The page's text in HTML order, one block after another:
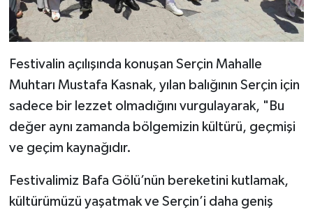
Festivalin açılışında konuşan Serçin Mahalle
Muhtarı Mustafa Kasnak, yılan balığının Serçin için
sadece bir lezzet olmadığını vurgulayarak, "Bu
değer aynı zamanda bölgemizin kültürü, geçmişi
ve geçim kaynağıdır.
Festivalimiz Bafa Gölü’nün bereketini kutlamak,
kültürümüzü yaşatmak ve Serçin’i daha geniş